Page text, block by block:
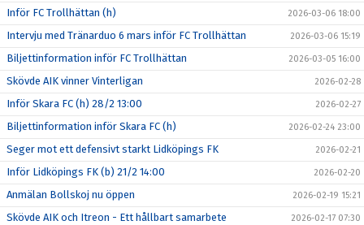
Inför FC Trollhättan (h) 2026-03-06 18:00
Intervju med Tränarduo 6 mars inför FC Trollhättan 2026-03-06 15:19
Biljettinformation inför FC Trollhättan 2026-03-05 16:00
Skövde AIK vinner Vinterligan 2026-02-28
Inför Skara FC (h) 28/2 13:00 2026-02-27
Biljettinformation inför Skara FC (h) 2026-02-24 23:00
Seger mot ett defensivt starkt Lidköpings FK 2026-02-21
Inför Lidköpings FK (b) 21/2 14:00 2026-02-20
Anmälan Bollskoj nu öppen 2026-02-19 15:21
Skövde AIK och Itreon - Ett hållbart samarbete 2026-02-17 07:30